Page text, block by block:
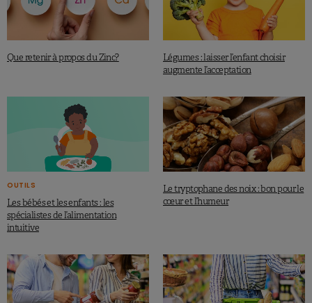
Que retenir à propos du Zinc?
Légumes : laisser l’enfant choisir
augmente l’acceptation
OUTILS
Les bébés et les enfants : les
spécialistes de l’alimentation
intuitive
Le tryptophane des noix : bon pour le
cœur et l’humeur